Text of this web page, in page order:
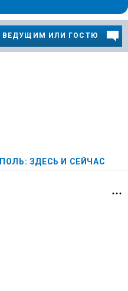
ВЕДУЩИМ ИЛИ ГОСТЮ
ЗДЕСЬ И СЕЙЧАС